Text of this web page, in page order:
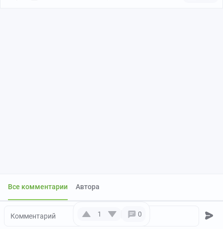
1 0
Все комментарии Автора